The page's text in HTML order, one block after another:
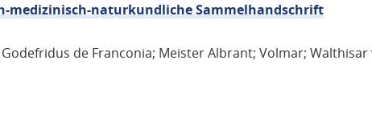
medizinisch-naturkundliche Sammelhandschrift
de Franconia; Meister Albrant; Volmar;